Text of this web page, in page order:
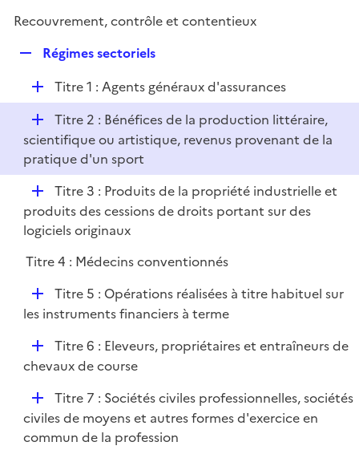
e
p
e
r
Recouvrement, contrôle et contentieux
p
l
i
e
r
Régimes sectoriels
D
é
l
i
r
Titre 1 : Agents généraux d'assurances
D
é
p
l
e
r
Titre 2 : Bénéfices de la production littéraire,
scientifique ou artistique, revenus provenant de la
pratique d'un sport
D
é
p
i
Titre 3 : Produits de la propriété industrielle et
produits des cessions de droits portant sur des
logiciels originaux
Titre 4 : Médecins conventionnés
D
é
i
Titre 5 : Opérations réalisées à titre habituel sur
les instruments financiers à terme
D
é
i
e
Titre 6 : Eleveurs, propriétaires et entraîneurs de
chevaux de course
D
é
p
Titre 7 : Sociétés civiles professionnelles, sociétés
civiles de moyens et autres formes d'exercice en
commun de la profession